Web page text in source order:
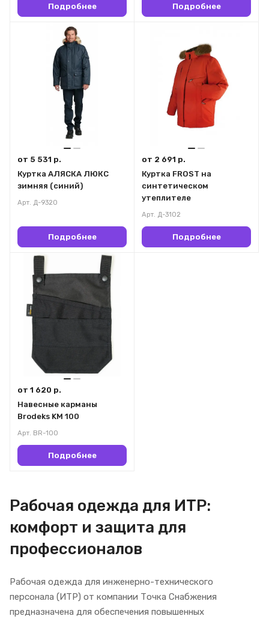
Подробнее Подробнее
от 5 531 р.
Куртка АЛЯСКА ЛЮКС
зимняя (синий)
Арт. Д-9320
Подробнее
от 2 691 р.
Куртка FROST на
синтетическом
утеплителе
Арт. Д-3102
Подробнее
от 1 620 р.
Навесные карманы
Brodeks KM 100
Арт. BR-100
Подробнее
Рабочая одежда для ИТР:
комфорт и защита для
профессионалов
Рабочая одежда для инженерно-технического
персонала (ИТР) от компании Точка Снабжения
предназначена для обеспечения повышенных